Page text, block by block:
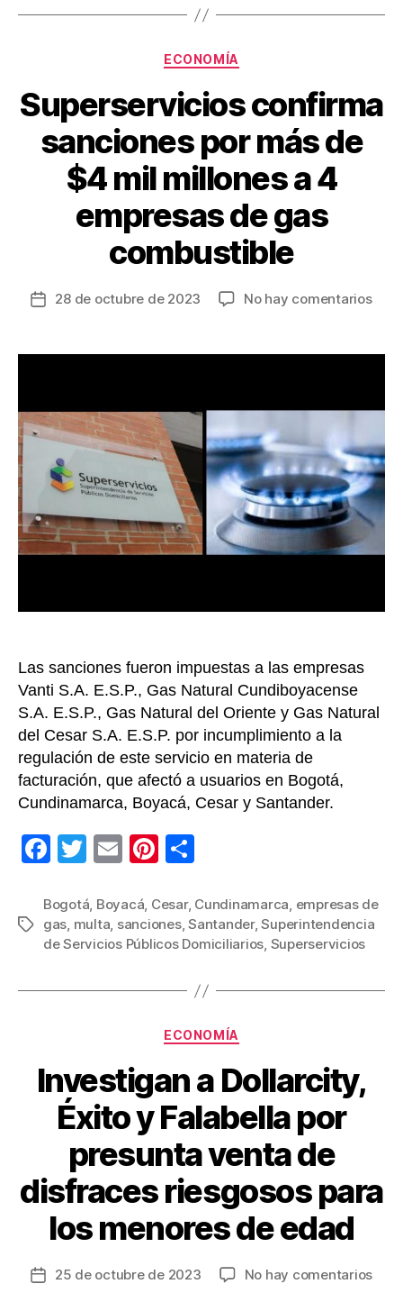
o
tir
Categorías
ECONOMÍA
Superservicios confirma
sanciones por más de
$4 mil millones a 4
empresas de gas
combustible
Fecha
entrada
28 de octubre de 2023 No hay comentariosen
de
mil
a
4
de
Las sanciones fueron impuestas a las empresas
Vanti S.A. E.S.P., Gas Natural Cundiboyacense
S.A. E.S.P., Gas Natural del Oriente y Gas Natural
del Cesar S.A. E.S.P. por incumplimiento a la
regulación de este servicio en materia de
facturación, que afectó a usuarios en Bogotá,
Cundinamarca, Boyacá, Cesar y Santander.
F
c
e
o
T
tt
er
E
ail
Pi
er
e
m
p
tir
Etiquetas
Bogotá, Boyacá, Cesar, Cundinamarca, empresas de
gas, multa, sanciones,Santander,Superintendencia
de Servicios Públicos Domiciliarios, Superservicios
Categorías
ECONOMÍA
Investigan a Dollarcity,
Éxito y Falabella por
presunta venta de
disfraces riesgosos para
los menores de edad
Fecha25 de octubre de 2023 No hay comentariosen